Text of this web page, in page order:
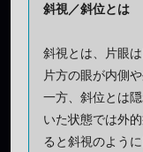
斜視／斜位とは
斜視とは、片眼
片方の眼が内側
一方、斜位とは
いた状態では外
ると斜視のよう